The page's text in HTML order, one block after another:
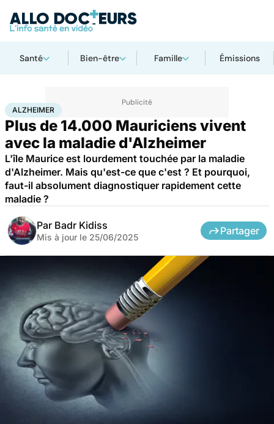
Santé Bien-être Famille Émissions
AccueilSanté Alzheimer
ALZHEIMER
Plus de 14.000 Mauriciens vivent
avec la maladie d'Alzheimer
L'île Maurice est lourdement touchée par la maladie
d'Alzheimer. Mais qu'est-ce que c'est ? Et pourquoi,
faut-il absolument diagnostiquer rapidement cette
maladie ?
Par Badr Kidiss
Mis à jour le 25/06/2025
Partager